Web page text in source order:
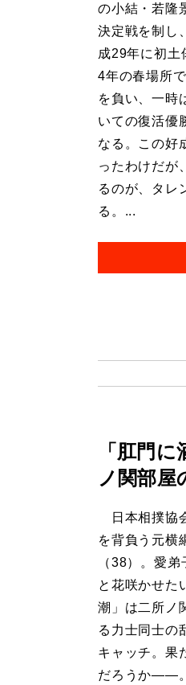
の小結・若隆
決定戦を制し
成29年に初土
4年の春場所
を負い、一時
いての復活優
なる。この好
ったわけだが
るのが、タレ
る。...
「肛門
ノ関部
日本相撲協
を背負う元横
（38）。愛
と花咲かせた
潮」は二所ノ
る力士同士の
キャッチ。果
だろうか――。